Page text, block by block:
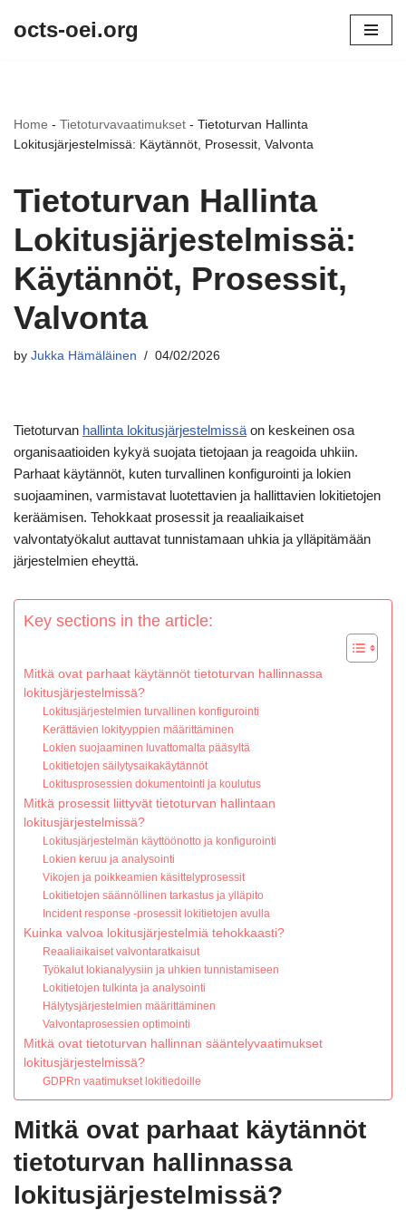
octs-oei.org
Home - Tietoturvavaatimukset - Tietoturvan Hallinta
Lokitusjärjestelmissä: Käytännöt, Prosessit, Valvonta
Tietoturvan Hallinta
Lokitusjärjestelmissä:
Käytännöt, Prosessit,
Valvonta
by Jukka Hämäläinen 04/02/2026
Tietoturvan hallinta lokitusjärjestelmissä on keskeinen osa
organisaatioiden kykyä suojata tietojaan ja reagoida uhkiin.
Parhaat käytännöt, kuten turvallinen konfigurointi ja lokien
suojaaminen, varmistavat luotettavien ja hallittavien lokitietojen
keräämisen. Tehokkaat prosessit ja reaaliaikaiset
valvontatyökalut auttavat tunnistamaan uhkia ja ylläpitämään
järjestelmien eheyttä.
Key sections in the article:
Mitkä ovat parhaat käytännöt tietoturvan hallinnassa
lokitusjärjestelmissä?
Lokitusjärjestelmien turvallinen konfigurointi
Kerättävien lokityyppien määrittäminen
Lokien suojaaminen luvattomalta pääsyltä
Lokitietojen säilytysaikakäytännöt
Lokitusprosessien dokumentointi ja koulutus
Mitkä prosessit liittyvät tietoturvan hallintaan
lokitusjärjestelmissä?
Lokitusjärjestelmän käyttöönotto ja konfigurointi
Lokien keruu ja analysointi
Vikojen ja poikkeamien käsittelyprosessit
Lokitietojen säännöllinen tarkastus ja ylläpito
Incident response -prosessit lokitietojen avulla
Kuinka valvoa lokitusjärjestelmiä tehokkaasti?
Reaaliaikaiset valvontaratkaisut
Työkalut lokianalyysiin ja uhkien tunnistamiseen
Lokitietojen tulkinta ja analysointi
Hälytysjärjestelmien määrittäminen
Valvontaprosessien optimointi
Mitkä ovat tietoturvan hallinnan sääntelyvaatimukset
lokitusjärjestelmissä?
GDPRn vaatimukset lokitiedoille
Mitkä ovat parhaat käytännöt
tietoturvan hallinnassa
lokitusjärjestelmissä?